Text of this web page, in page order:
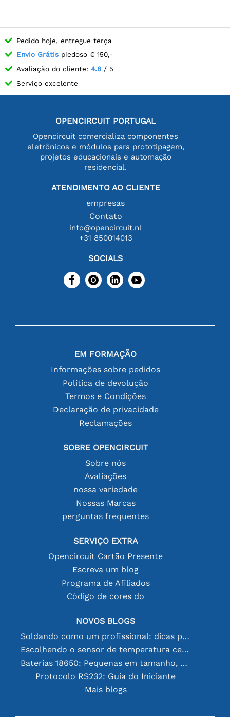
Pedido hoje, entregue terça
Envio Grátis piedoso € 150,-
Avaliação do cliente: 4.8 / 5
Serviço excelente
OPENCIRCUIT PORTUGAL
Opencircuit comercializa componentes
eletrônicos e módulos para prototipagem,
projetos educacionais e automação
residencial.
ATENDIMENTO AO CLIENTE
empresas
Contato
info@opencircuit.nl
+31 850014013
SOCIALS
EM FORMAÇÃO
Informações sobre pedidos
Política de devolução
Termos e Condições
Declaração de privacidade
Reclamações
SOBRE OPENCIRCUIT
Sobre nós
Avaliações
nossa variedade
Nossas Marcas
perguntas frequentes
SERVIÇO EXTRA
Opencircuit Cartão Presente
Escreva um blog
Programa de Afiliados
Código de cores do
NOVOS BLOGS
Soldando como um profissional: dicas para conexões eletrônicas perfeitas
Escolhendo o sensor de temperatura certo [youtube]
Baterias 18650: Pequenas em tamanho, grandes em desempenho
Protocolo RS232: Guia do Iniciante
Mais blogs